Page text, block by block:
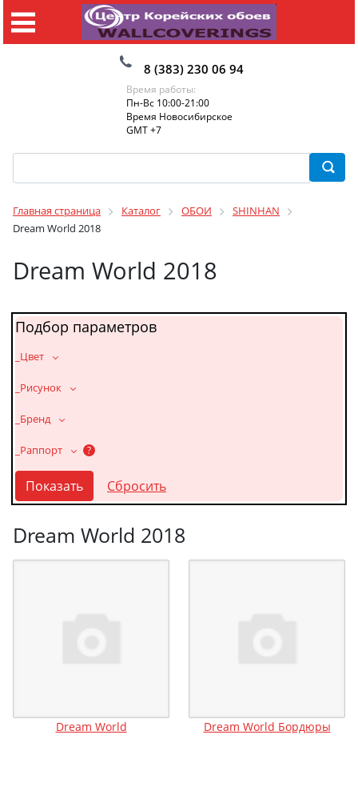
8 (383) 230 06 94
Время работы:
Пн-Вс 10:00-21:00
Время Новосибирское
GMT +7
Главная страница Каталог ОБОИ
SHINHAN
Dream World 2018
Dream World 2018
Подбор параметров
_Цвет
_Рисунок
_Бренд
_Раппорт ?
Dream World 2018
Dream World Dream World Бордюры